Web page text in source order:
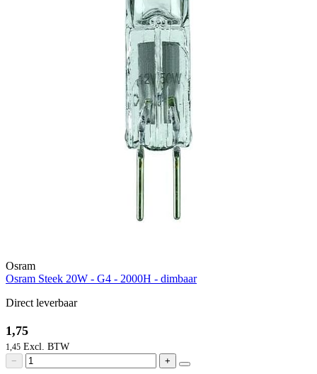
Osram
Osram Steek 20W - G4 - 2000H - dimbaar
Direct leverbaar
1,75
1,45
− +